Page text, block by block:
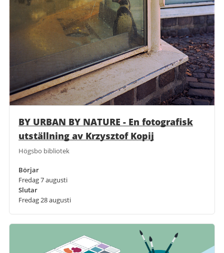
BY URBAN BY NATURE - En fotografisk
utställning av Krzysztof Kopij
Högsbo bibliotek
Börjar
Fredag 7 augusti
Slutar
Fredag 28 augusti